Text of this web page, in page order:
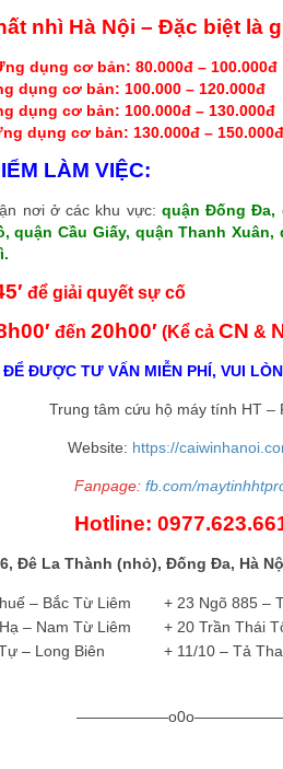
nhì Hà Nội – Đặc biệt là
dụng cơ bản: 80.000đ – 100.000đ
dụng cơ bản: 100.000 – 120.000đ
dụng cơ bản: 100.000đ – 130.000đ
dụng cơ bản: 130.000đ – 150.000đ
LÀM VIỆC:
nơi ở các khu vực: quận Đống Đa,
quận Cầu Giấy, quận Thanh
để giải quyết sự cố
đến 20h00′ (Kể cả CN &
ĐỂ ĐƯỢC TƯ VẤN MIỄN PHÍ, VUI
Trung tâm cứu hộ máy tính HT –
Website: https://
Fanpage: fb.com/
Hotline:
Đê La Thành (nhỏ), Đống Đa, Hà
– Bắc Từ Liêm
+ 23 Ngõ 885 –
– Nam Từ Liêm
+ 20 Trần Thái
– Long Biên
+ 11/10 – Tả